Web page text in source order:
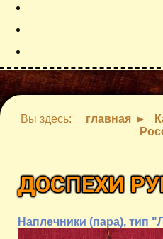
Вы здесь: главная
ДОСПЕХИ
Наплечники (пара), тип